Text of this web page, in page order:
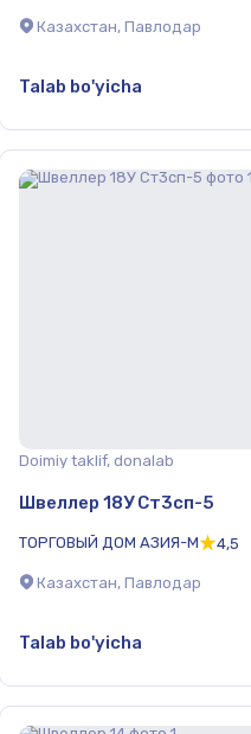
Казахстан, Павлодар
Talab bo'yicha
Doimiy taklif, donalab
Швеллер 18У Ст3сп-5
ТОРГОВЫЙ ДОМ АЗИЯ-М 4,5
Казахстан, Павлодар
Talab bo'yicha